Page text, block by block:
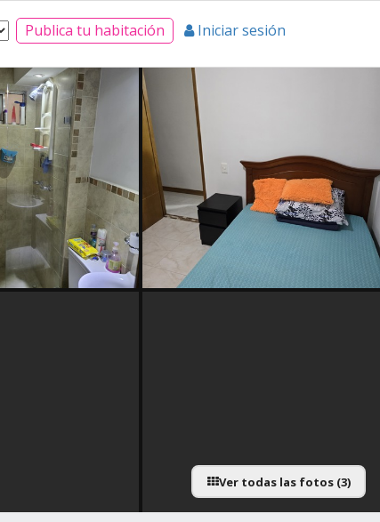
Publica tu habitación Iniciar sesión
Ver todas las fotos (3)